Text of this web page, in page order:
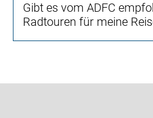
Gibt es vom ADFC
Radtouren für meine